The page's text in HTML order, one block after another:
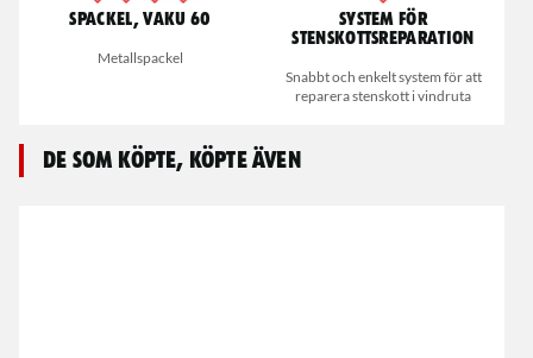
Spackel, VAKU 60
Metallspackel
System för
stenskottsreparation
Snabbt och enkelt system för att
reparera stenskott i vindruta
De som köpte, köpte även